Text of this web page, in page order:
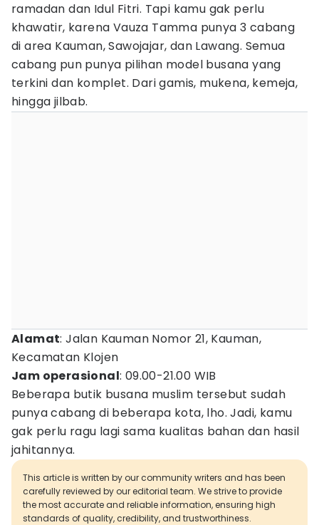
ramadan dan Idul Fitri. Tapi kamu gak perlu
khawatir, karena Vauza Tamma punya 3 cabang
di area Kauman, Sawojajar, dan Lawang. Semua
cabang pun punya pilihan model busana yang
terkini dan komplet. Dari gamis, mukena, kemeja,
hingga jilbab.
Alamat: Jalan Kauman Nomor 21, Kauman,
Kecamatan Klojen
Jam operasional: 09.00-21.00 WIB
Beberapa butik busana muslim tersebut sudah
punya cabang di beberapa kota, lho. Jadi, kamu
gak perlu ragu lagi sama kualitas bahan dan hasil
jahitannya.
This article is written by our community writers and has been
carefully reviewed by our editorial team. We strive to provide
the most accurate and reliable information, ensuring high
standards of quality, credibility, and trustworthiness.